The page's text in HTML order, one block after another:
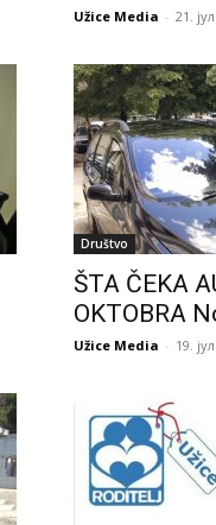
Užice Media - 21.
Društvo
ŠTA ČEKA
OKTOBRA
Užice Media - 19.